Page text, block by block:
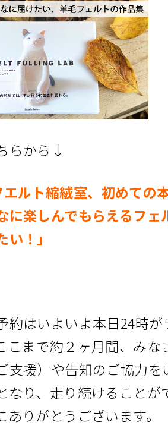
らから↓
エルト縮絨室、初めての
に楽しんでもらえるフェ
！」
約はいよいよ本日24時が
こまで約２ヶ月間、みな
支援）や告知のご協力を
なり、走り続けることが
ありがとうございます。